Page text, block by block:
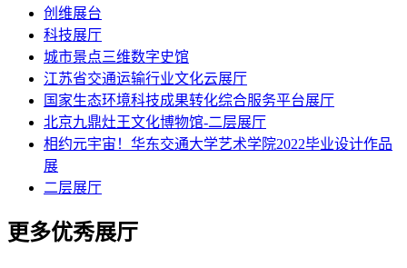
创维展台
科技展厅
城市景点三维数字史馆
江苏省交通运输行业文化云展厅
国家生态环境科技成果转化综合服务平台展厅
北京九鼎灶王文化博物馆-二层展厅
相约元宇宙！华东交通大学艺术学院2022毕业设计作品
展
二层展厅
更多优秀展厅